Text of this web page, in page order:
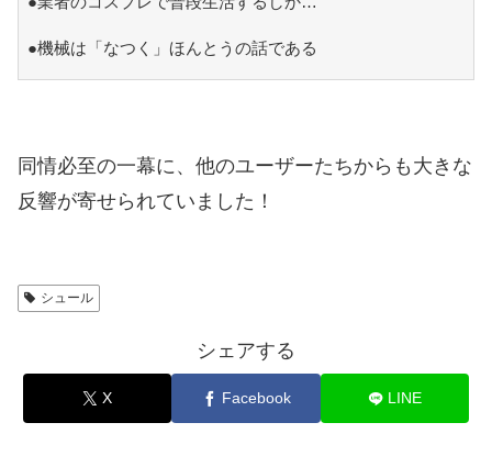
●機械は「なつく」ほんとうの話である
同情必至の一幕に、他のユーザーたちからも大きな
反響が寄せられていました！
シュール
シェアする
X Facebook LINE